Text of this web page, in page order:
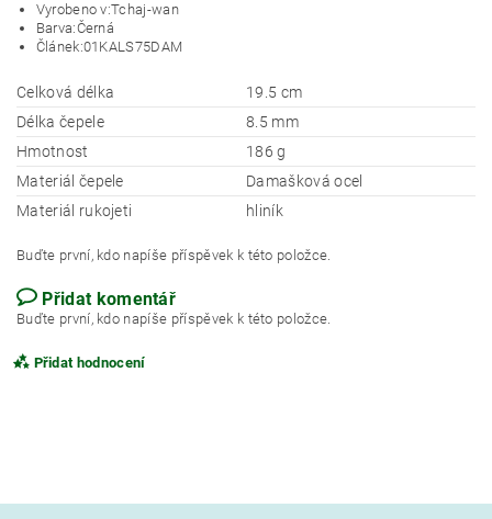
Vyrobeno v:Tchaj-wan
Barva:Černá
Článek:01KALS75DAM
Celková délka
19.5 cm
Délka čepele
8.5 mm
Hmotnost
186 g
Materiál čepele
Damašková ocel
Materiál rukojeti
hliník
Buďte první, kdo napíše příspěvek k této položce.
Přidat komentář
Buďte první, kdo napíše příspěvek k této položce.
Přidat hodnocení